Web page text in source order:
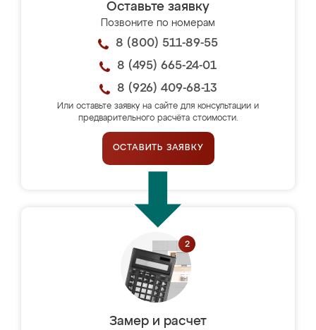
Оставьте заявку
Позвоните по номерам
8 (800) 511-89-55
8 (495) 665-24-01
8 (926) 409-68-13
Или оставьте заявку на сайте для консультации и
предварительного расчёта стоимости.
ОСТАВИТЬ ЗАЯВКУ
Замер и расчет